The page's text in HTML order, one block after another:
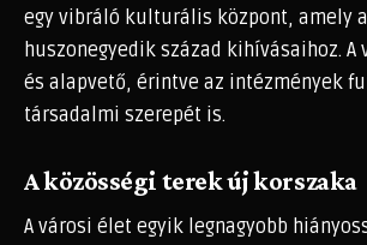
egy vibráló kulturális központ, amely
huszonegyedik század kihívásaihoz. A
és alapvető, érintve az intézmények
társadalmi szerepét is.
A közösségi terek új korszaka
A városi élet egyik legnagyobb